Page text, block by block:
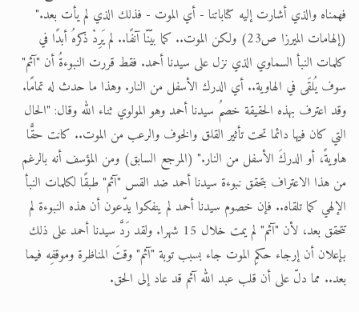
فهمناه والذي أشارت إليه كتاباتنا - أي الموت - فذلك الذي لم يأت بعد."
(إلهامات الميرزا ص23) ولكن الموت.. كما بيّنّا آنفًا.. لم يَرِدْ ذكرهُ أبدًا في
كلمات النبأ السماوي الذي نزل على سيدنا أحمد. فقط قررت النبوءةُ أن "آثم"
سوف يُلقَى في الهاوية.. أي الدرك الأسفل من النار. وهذا ما حدث له تمامًا.
وقد اعترف بهذه الحقيقة خصمُ سيدنا أحمد وهو المولوي ثناء الله وقال: "الحال
التي كان فيها دائما تحت تأثير القلق والخوف والرعب من الموت.. كانت حقًّا
هاويةً، أو الدركَ الأسفل من النار." (المرجع السابق) ومن المؤسف أنه بالرغم
من هذا الاعتراف بتحقق نبوءة سيدنا أحمد ضد القس "آثم" طبقًا لكلمات النبأ
الإلهي كما تلقاه.. فإن خصوم سيدنا أحمد لم ينفكوا يدّعون أن هذه النبوءة لم
تتحقق بعد، لأن "آثم" لم يمت خلال 15 شهرا. ولقد رَدَّ سيدنا أحمد على ذلك
بإعلان أن إرجاء حكمِ الموت جاء بسبب توبة "آثم" وقتَ المناظرة وموقفِه فيما
بعد.. مما دلّ على أن قلب عبد الله آثم قد عاد إلى الحق.